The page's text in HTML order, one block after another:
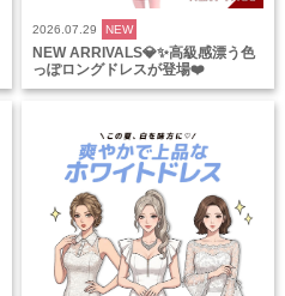
2026.07.29 NEW
NEW ARRIVALS💎✨高級感漂う色
っぽロングドレスが登場❤️